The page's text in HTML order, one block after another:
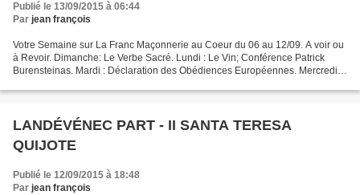
Publié le 13/09/2015 à 06:44
Par jean françois
Votre Semaine sur La Franc Maçonnerie au Coeur du 06 au 12/09. A voir ou
à Revoir. Dimanche: Le Verbe Sacré. Lundi : Le Vin; Conférence Patrick
Burensteinas. Mardi : Déclaration des Obédiences Européennes. Mercredi :
LANDÉVÉNEC PART - II SANTA TERESA
QUIJOTE
Publié le 12/09/2015 à 18:48
Par jean françois